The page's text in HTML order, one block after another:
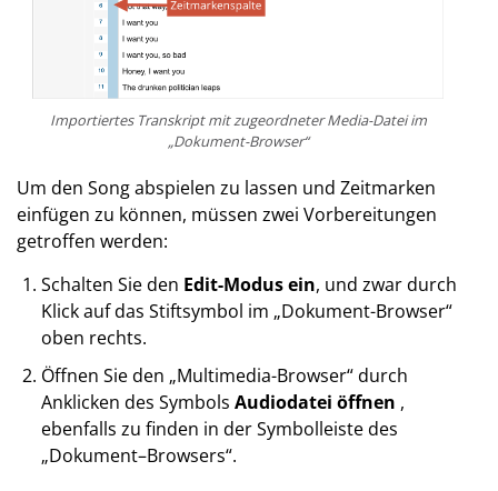
Importiertes Transkript mit zugeordneter Media-Datei im
„Dokument-Browser“
Um den Song abspielen zu lassen und Zeitmarken
einfügen zu können, müssen zwei Vorbereitungen
getroffen werden:
Schalten Sie den Edit-Modus ein, und zwar durch
Klick auf das Stiftsymbol im „Dokument-Browser“
oben rechts.
Öffnen Sie den „Multimedia-Browser“ durch
Anklicken des SymbolsAudiodatei öffnen ,
ebenfalls zu finden in der Symbolleiste des
„Dokument–Browsers“.